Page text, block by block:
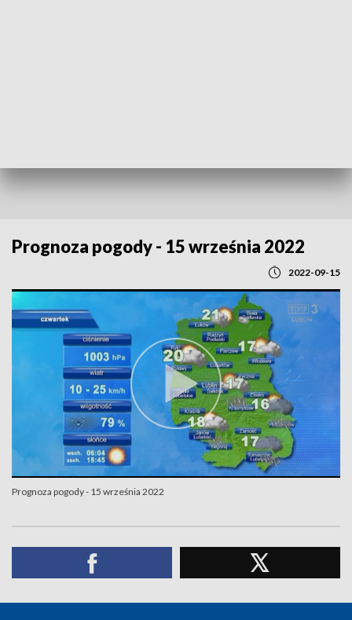
Prognoza pogody - 15 września 2022
2022-09-15
Prognoza pogody - 15 września 2022